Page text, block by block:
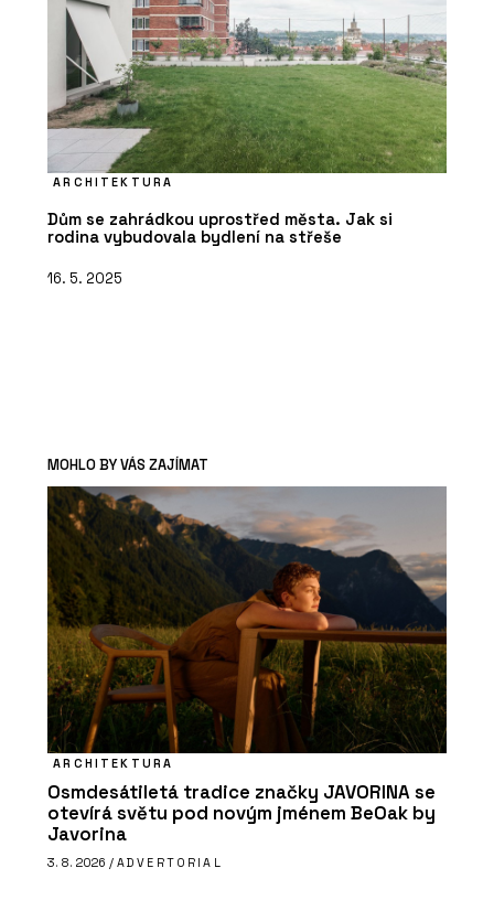
ARCHITEKTURA
Dům se zahrádkou uprostřed města. Jak si
rodina vybudovala bydlení na střeše
16. 5. 2025
MOHLO BY VÁS ZAJÍMAT
ARCHITEKTURA
Osmdesátiletá tradice značky JAVORINA se
otevírá světu pod novým jménem BeOak by
Javorina
3. 8. 2026 / ADVERTORIAL